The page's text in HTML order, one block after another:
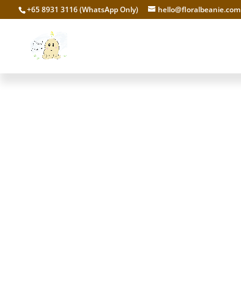
+65 8931 3116 (WhatsApp Only) hello@floralbeanie.com